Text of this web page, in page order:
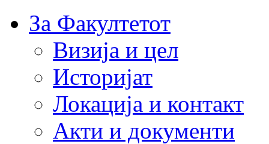
За Факултетот
Визија и цел
Историјат
Локација и контакт
Акти и документи